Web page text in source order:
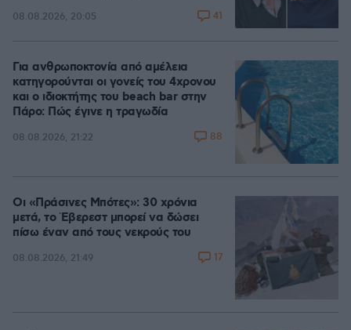
08.08.2026, 20:05 41
Για ανθρωποκτονία από αμέλεια
κατηγορούνται οι γονείς του 4χρονου
και ο ιδιοκτήτης του beach bar στην
Πάρο: Πώς έγινε η τραγωδία
08.08.2026, 21:22 88
Οι «Πράσινες Μπότες»: 30 χρόνια
μετά, το Έβερεστ μπορεί να δώσει
πίσω έναν από τους νεκρούς του
08.08.2026, 21:49 17